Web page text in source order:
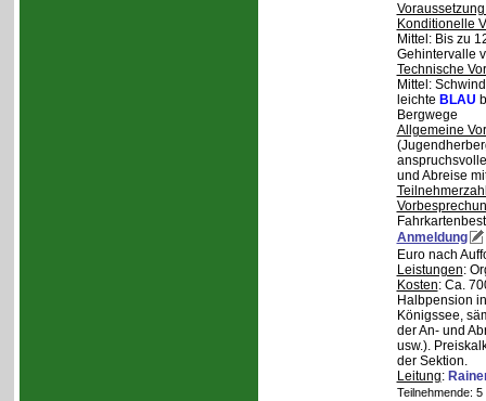
Konditionelle
Mittel: Bis zu
Gehintervalle
Technische
Mittel:
leichte BLAU
Bergwege
Allgemeine
und Abreise
Anmeldung
Euro nach
Leistungen:
Kosten: Ca.
Halbpension
Königssee,
der An- und
usw.).
der Sektion.
Leitung:
Teilnehmende: